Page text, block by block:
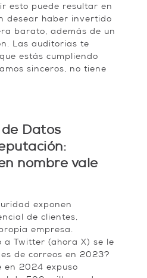
esto puede resultar en
desear haber invertido
barato, además de un
Las auditorías te
estás cumpliendo
sinceros, no tiene
Datos
nombre vale
exponen
de clientes,
empresa.
a Twitter (ahora X) se le
de correos en 2023?
en 2024 expuso